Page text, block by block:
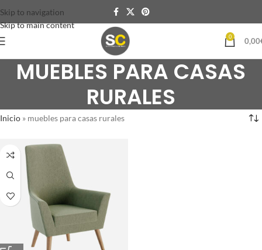
Skip to navigation
Skip to main content
0 0,00
MUEBLES PARA CASAS
RURALES
Inicio » muebles para casas rurales